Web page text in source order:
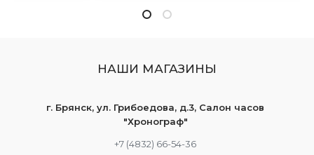
НАШИ МАГАЗИНЫ
г. Брянск, ул. Грибоедова, д.3, Салон часов
"Хронограф"
+7 (4832) 66-54-36